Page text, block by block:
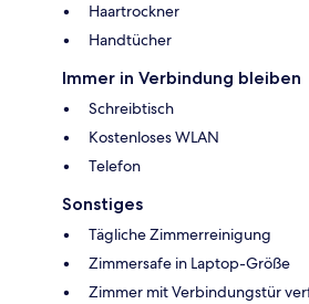
Haartrockner
Handtücher
Immer in Verbindung bleiben
Schreibtisch
Kostenloses WLAN
Telefon
Sonstiges
Tägliche Zimmerreinigung
Zimmersafe in Laptop-Größe
Zimmer mit Verbindungstür